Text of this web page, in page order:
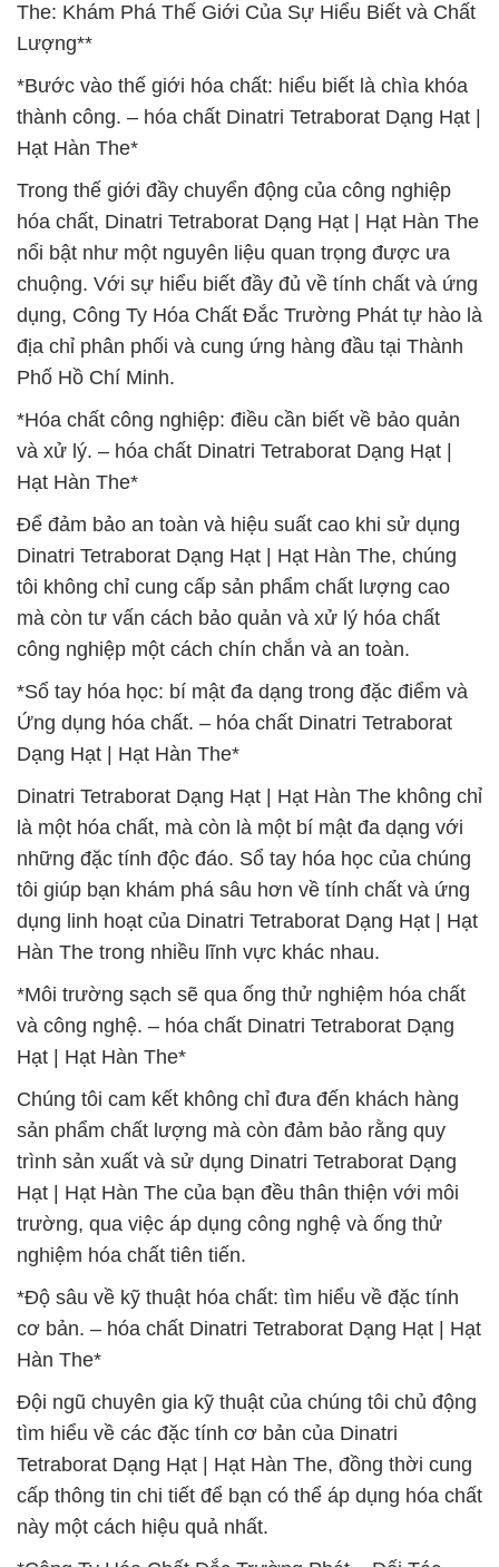
The: Khám Phá Thế Giới Của Sự Hiểu Biết và Chất
Lượng**
*Bước vào thế giới hóa chất: hiểu biết là chìa khóa
thành công. – hóa chất Dinatri Tetraborat Dạng Hạt |
Hạt Hàn The*
Trong thế giới đầy chuyển động của công nghiệp
hóa chất, Dinatri Tetraborat Dạng Hạt | Hạt Hàn The
nổi bật như một nguyên liệu quan trọng được ưa
chuộng. Với sự hiểu biết đầy đủ về tính chất và ứng
dụng, Công Ty Hóa Chất Đắc Trường Phát tự hào là
địa chỉ phân phối và cung ứng hàng đầu tại Thành
Phố Hồ Chí Minh.
*Hóa chất công nghiệp: điều cần biết về bảo quản
và xử lý. – hóa chất Dinatri Tetraborat Dạng Hạt |
Hạt Hàn The*
Để đảm bảo an toàn và hiệu suất cao khi sử dụng
Dinatri Tetraborat Dạng Hạt | Hạt Hàn The, chúng
tôi không chỉ cung cấp sản phẩm chất lượng cao
mà còn tư vấn cách bảo quản và xử lý hóa chất
công nghiệp một cách chín chắn và an toàn.
*Sổ tay hóa học: bí mật đa dạng trong đặc điểm và
Ứng dụng hóa chất. – hóa chất Dinatri Tetraborat
Dạng Hạt | Hạt Hàn The*
Dinatri Tetraborat Dạng Hạt | Hạt Hàn The không chỉ
là một hóa chất, mà còn là một bí mật đa dạng với
những đặc tính độc đáo. Sổ tay hóa học của chúng
tôi giúp bạn khám phá sâu hơn về tính chất và ứng
dụng linh hoạt của Dinatri Tetraborat Dạng Hạt | Hạt
Hàn The trong nhiều lĩnh vực khác nhau.
*Môi trường sạch sẽ qua ống thử nghiệm hóa chất
và công nghệ. – hóa chất Dinatri Tetraborat Dạng
Hạt | Hạt Hàn The*
Chúng tôi cam kết không chỉ đưa đến khách hàng
sản phẩm chất lượng mà còn đảm bảo rằng quy
trình sản xuất và sử dụng Dinatri Tetraborat Dạng
Hạt | Hạt Hàn The của bạn đều thân thiện với môi
trường, qua việc áp dụng công nghệ và ống thử
nghiệm hóa chất tiên tiến.
*Độ sâu về kỹ thuật hóa chất: tìm hiểu về đặc tính
cơ bản. – hóa chất Dinatri Tetraborat Dạng Hạt | Hạt
Hàn The*
Đội ngũ chuyên gia kỹ thuật của chúng tôi chủ động
tìm hiểu về các đặc tính cơ bản của Dinatri
Tetraborat Dạng Hạt | Hạt Hàn The, đồng thời cung
cấp thông tin chi tiết để bạn có thể áp dụng hóa chất
này một cách hiệu quả nhất.